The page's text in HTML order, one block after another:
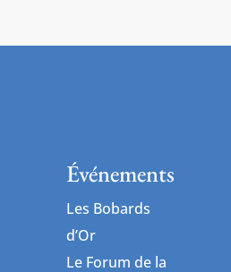
Événements
Les Bobards
d’Or
Le Forum de la